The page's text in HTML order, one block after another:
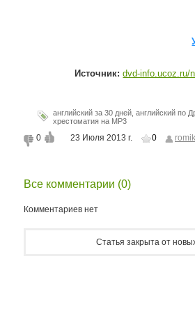
Источник:dvd-info.ucoz.ru/
английский за 30 дней английский по
хрестоматия на МР3
0 23 Июля 2013 г. 0
Все комментарии (0)
Комментариев нет
Статья закрыта от